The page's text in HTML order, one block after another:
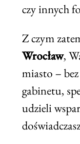
czy innych
Z czym
Wrocław,
miasto –
gabinetu,
udzieli